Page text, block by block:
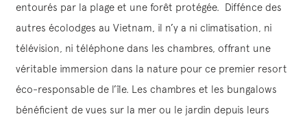
entourés par la plage et une forêt protégée. Diffénce des
autres écolodges au Vietnam, il n’y a ni climatisation, ni
télévision, ni téléphone dans les chambres, offrant une
véritable immersion dans la nature pour ce premier resort
éco-responsable de l’île. Les chambres et les bungalows
bénéficient de vues sur la mer ou le jardin depuis leurs